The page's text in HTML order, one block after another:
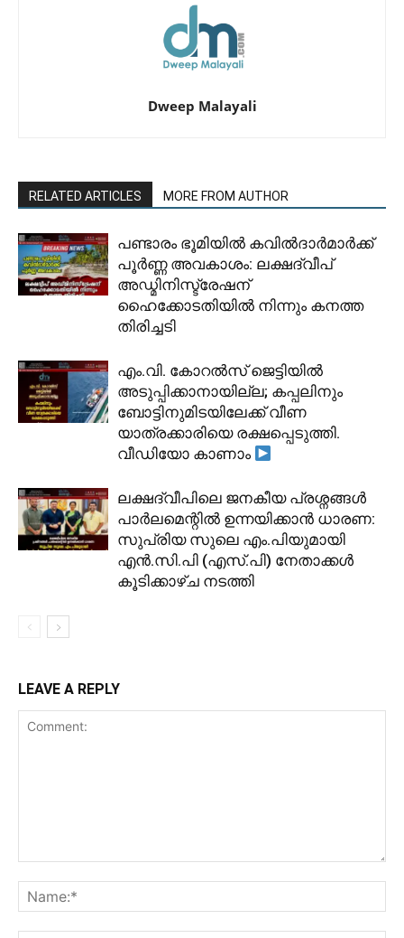
Dweep Malayali
RELATED ARTICLES MORE FROM AUTHOR
പണ്ടാരം ഭൂമിയിൽ കവിൽദാർമാർക്ക്
പൂർണ്ണ അവകാശം: ലക്ഷദ്വീപ്
അഡ്മിനിസ്ട്രേഷന്
ഹൈക്കോടതിയിൽ നിന്നും കനത്ത
തിരിച്ചടി
​എം.വി. കോറൽസ് ജെട്ടിയിൽ
അടുപ്പിക്കാനായില്ല; കപ്പലിനും
ബോട്ടിനുമിടയിലേക്ക് വീണ
യാത്രക്കാരിയെ രക്ഷപ്പെടുത്തി.
വീഡിയോ കാണാം
ലക്ഷദ്വീപിലെ ജനകീയ പ്രശ്നങ്ങൾ
പാർലമെന്റിൽ ഉന്നയിക്കാൻ ധാരണ:
സുപ്രിയ സുലെ എം.പിയുമായി
എൻ.സി.പി (എസ്.പി) നേതാക്കൾ
കൂടിക്കാഴ്ച നടത്തി
LEAVE A REPLY